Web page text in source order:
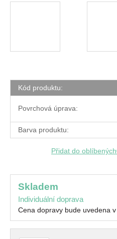
Kód produktu:
Povrchová úprava:
Barva produktu:
Přidat do oblíbených
skladem
Individuální doprava
Cena dopravy bude uvedena